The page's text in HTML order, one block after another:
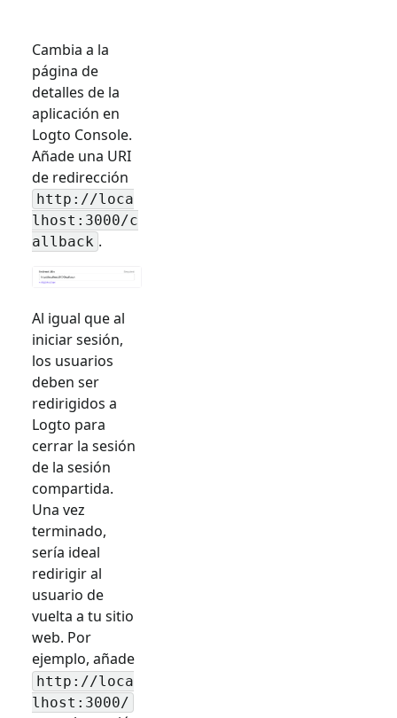
Cambia a la
página de
detalles de la
aplicación en
Logto Console.
Añade una URI
de redirección
http://loca
lhost:3000/c
allback .
Al igual que al
iniciar sesión,
los usuarios
deben ser
redirigidos a
Logto para
cerrar la sesión
de la sesión
compartida.
Una vez
terminado,
sería ideal
redirigir al
usuario de
vuelta a tu sitio
web. Por
ejemplo, añade
http://loca
lhost:3000/